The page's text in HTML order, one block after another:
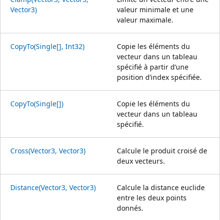
Vector3)
valeur minimale et une
valeur maximale.
CopyTo(Single[], Int32)
Copie les éléments du
vecteur dans un tableau
spécifié à partir d’une
position d’index spécifiée.
CopyTo(Single[])
Copie les éléments du
vecteur dans un tableau
spécifié.
Cross(Vector3, Vector3)
Calcule le produit croisé de
deux vecteurs.
Distance(Vector3, Vector3)
Calcule la distance euclide
entre les deux points
donnés.